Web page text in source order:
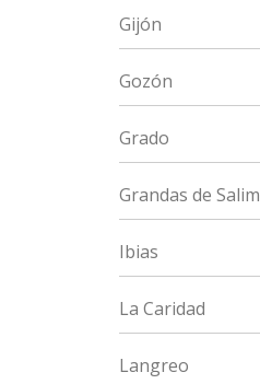
Gijón
Gozón
Grado
Grandas de
Ibias
La Caridad
Langreo